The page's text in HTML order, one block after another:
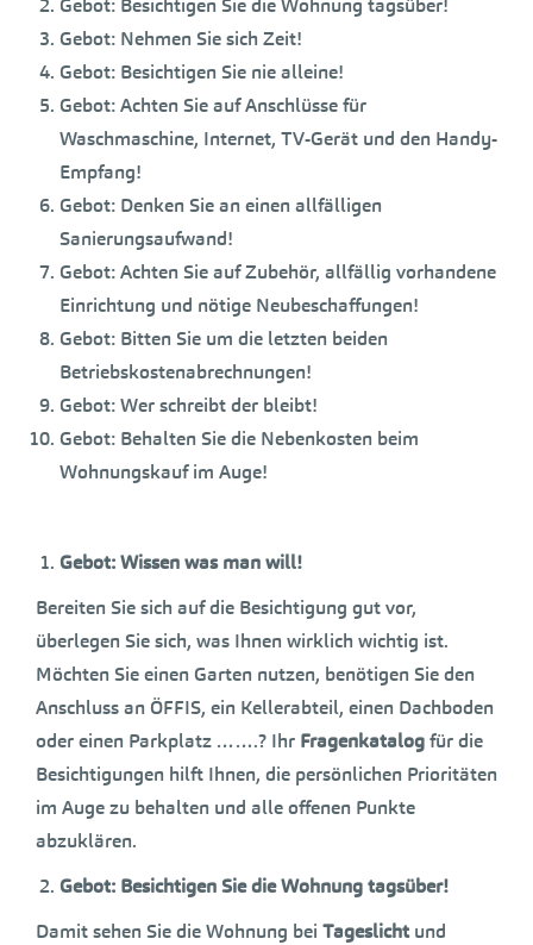
Gebot: Besichtigen Sie die Wohnung tagsüber!
Gebot: Nehmen Sie sich Zeit!
Gebot: Besichtigen Sie nie alleine!
Gebot: Achten Sie auf Anschlüsse für
Waschmaschine, Internet, TV-Gerät und den Handy-
Empfang!
Gebot: Denken Sie an einen allfälligen
Sanierungsaufwand!
Gebot: Achten Sie auf Zubehör, allfällig vorhandene
Einrichtung und nötige Neubeschaffungen!
Gebot: Bitten Sie um die letzten beiden
Betriebskostenabrechnungen!
Gebot: Wer schreibt der bleibt!
Gebot: Behalten Sie die Nebenkosten beim
Wohnungskauf im Auge!
Gebot: Wissen was man will!
Bereiten Sie sich auf die Besichtigung gut vor,
überlegen Sie sich, was Ihnen wirklich wichtig ist.
Möchten Sie einen Garten nutzen, benötigen Sie den
Anschluss an ÖFFIS, ein Kellerabteil, einen Dachboden
oder einen Parkplatz …….? Ihr Fragenkatalogfür die
Besichtigungen hilft Ihnen, die persönlichen Prioritäten
im Auge zu behalten und alle offenen Punkte
abzuklären.
Gebot: Besichtigen Sie die Wohnung tagsüber!
Damit sehen Sie die Wohnung bei Tageslichtund